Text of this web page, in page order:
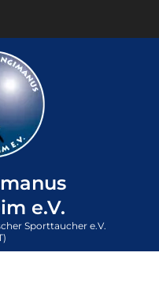
e.V.
Sporttaucher e.V.